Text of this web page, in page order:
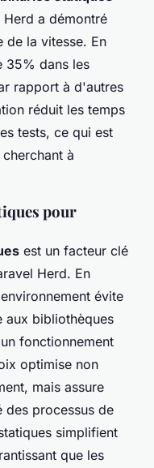
Herd a démontré
de la vitesse. En
35% dans les
rapport à d'autres
réduit les temps
tests, ce qui est
à
pour
est un facteur clé
Herd. En
évite
aux bibliothèques
fonctionnement
optimise non
mais assure
des processus de
simplifient
que les